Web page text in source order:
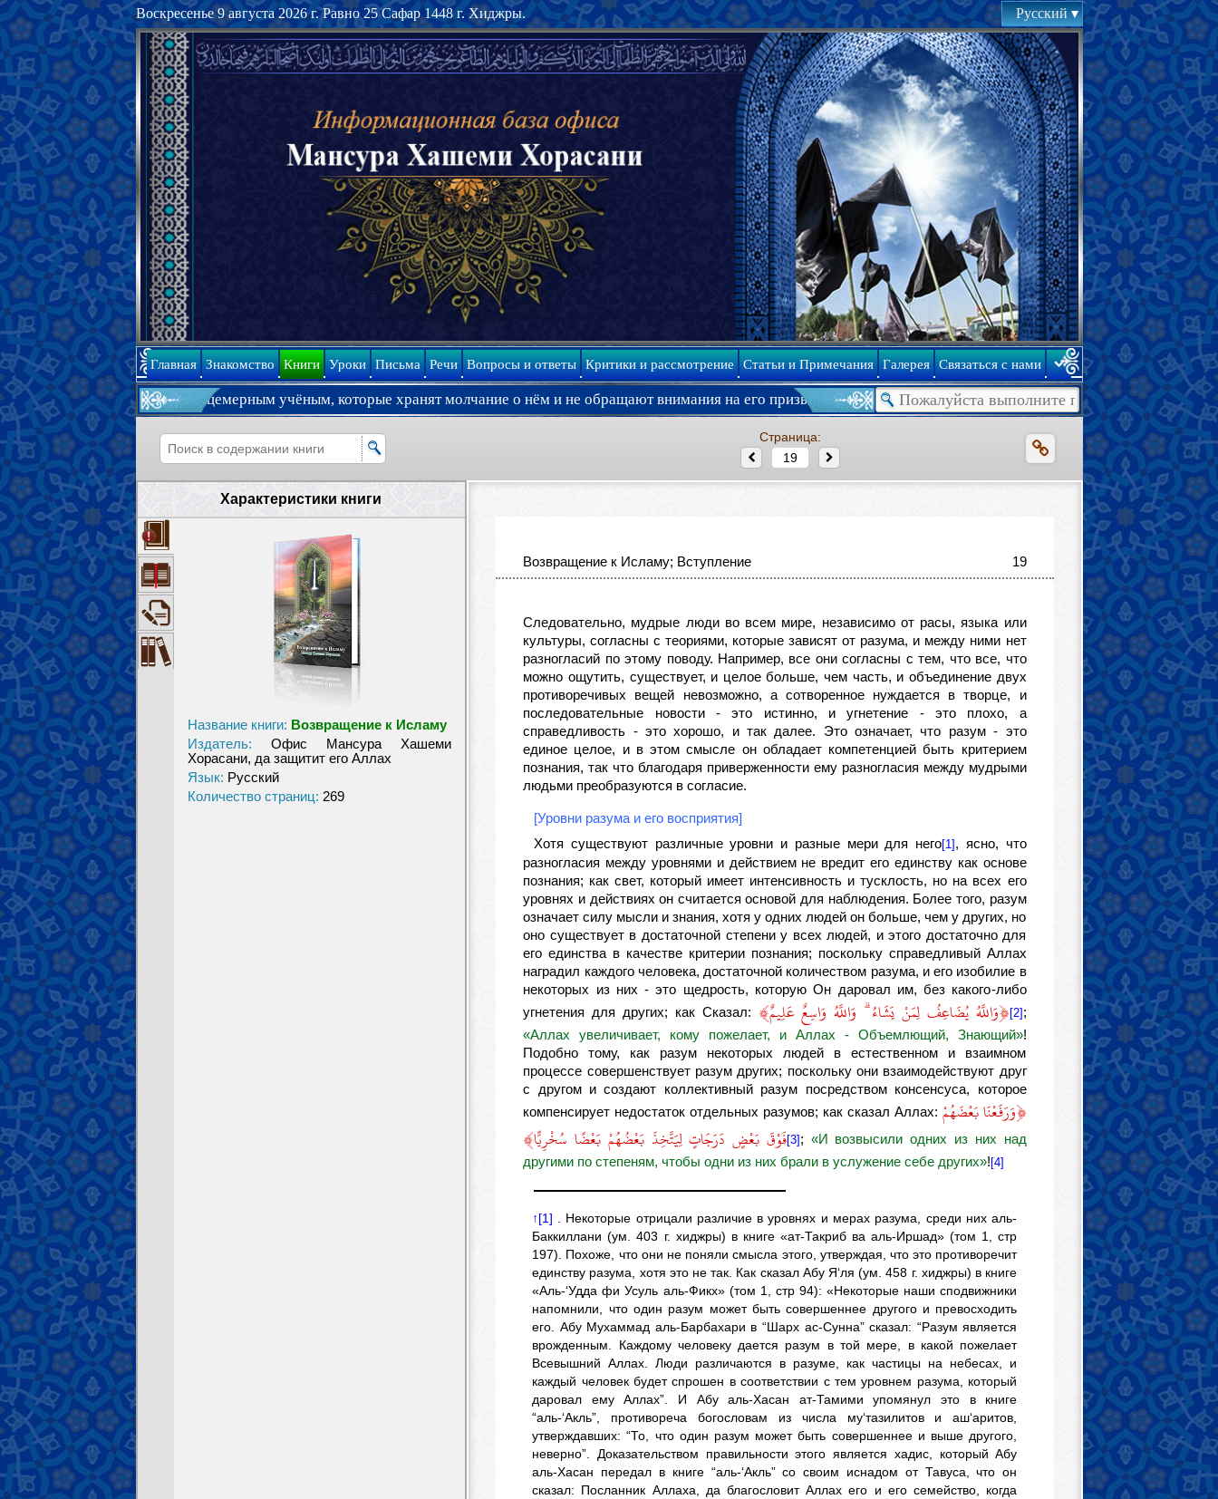
Воскресенье 9 августа 2026 г. Равно 25 Сафар 1448 г. Хиджры. Русский
Главная Знакомство Книги Уроки Письма Речи Вопросы и ответы Критики и рассмотрение Статьи и Примечания Галерея Связаться с нами
обращённая к лицемерным учёным, которые хранят молчание о нём и не обращают внимания на его призыв к Махди. Нажмитездесь, чтобы прочитать и скачать его.
Страница:
Характеристики книги
Название книги: Возвращение к Исламу
Издатель:
Офис Мансура Хашеми
Хорасани, да защитит его Аллах
Язык: Русский
Количество страниц: 269
Возвращение к Исламу; Вступление 19
Следовательно, мудрые люди во всем мире, независимо от расы, языка или
культуры, согласны с теориями, которые зависят от разума, и между ними нет
разногласий по этому поводу. Например, все они согласны с тем, что все, что
можно ощутить, существует, и целое больше, чем часть, и объединение двух
противоречивых вещей невозможно, а сотворенное нуждается в творце, и
последовательные новости - это истинно, и угнетение - это плохо, а
справедливость - это хорошо, и так далее. Это означает, что разум - это
единое целое, и в этом смысле он обладает компетенцией быть критерием
познания, так что благодаря приверженности ему разногласия между мудрыми
людьми преобразуются в согласие.
[Уровни разума и его восприятия]
Хотя существуют различные уровни и разные мери для него[1] , ясно, что
разногласия между уровнями и действием не вредит его единству как основе
познания; как свет, который имеет интенсивность и тусклость, но на всех его
уровнях и действиях он считается основой для наблюдения. Более того, разум
означает силу мысли и знания, хотя у одних людей он больше, чем у других, но
оно существует в достаточной степени у всех людей, и этого достаточно для
его единства в качестве критерии познания; поскольку справедливый Аллах
наградил каждого человека, достаточной количеством разума, и его изобилие в
некоторых из них - это щедрость, которую Он даровал им, без какого-либо
угнетения для других; как Сказал:
﴿وَاللَّهُ يُضَاعِفُ لِمَنْ يَشَاءُ ۗ وَاللَّهُ وَاسِعٌ عَلِيمٌ﴾ [2] ;
«Аллах увеличивает, кому пожелает, и Аллах - Объемлющий, Знающий»!
Подобно тому, как разум некоторых людей в естественном и взаимном
процессе совершенствует разум других; поскольку они взаимодействуют друг
с другом и создают коллективный разум посредством консенсуса, которое
компенсирует недостаток отдельных разумов; как сказал Аллах:
﴿وَرَفَعْنَا بَعْضَهُمْ
فَوْقَ بَعْضٍ دَرَجَاتٍ لِيَتَّخِذَ بَعْضُهُمْ بَعْضًا سُخْرِيًّا﴾ [3] ; «И возвысили одних из них над
другими по степеням, чтобы одни из них брали в услужение себе других»! [4]
↑[1] . Некоторые отрицали различие в уровнях и мерах разума, среди них аль-
Баккиллани (ум. 403 г. хиджры) в книге «ат-Такриб ва аль-Иршад» (том 1, стр
197). Похоже, что они не поняли смысла этого, утверждая, что это противоречит
единству разума, хотя это не так. Как сказал Абу Я‘ля (ум. 458 г. хиджры) в книге
«Аль-‘Удда фи Усуль аль-Фикх» (том 1, стр 94): «Некоторые наши сподвижники
напомнили, что один разум может быть совершеннее другого и превосходить
его. Абу Мухаммад аль-Барбахари в “Шарх ас-Сунна” сказал: “Разум является
врожденным. Каждому человеку дается разум в той мере, в какой пожелает
Всевышний Аллах. Люди различаются в разуме, как частицы на небесах, и
каждый человек будет спрошен в соответствии с тем уровнем разума, который
даровал ему Аллах”. И Абу аль-Хасан ат-Тамими упомянул это в книге
“аль-‘Акль”, противореча богословам из числа му‘тазилитов и аш‘аритов,
утверждавших: “То, что один разум может быть совершеннее и выше другого,
неверно”. Доказательством правильности этого является хадис, который Абу
аль-Хасан передал в книге “аль-‘Акль” со своим иснадом от Тавуса, что он
сказал: Посланник Аллаха, да благословит Аллах его и его семейство, когда